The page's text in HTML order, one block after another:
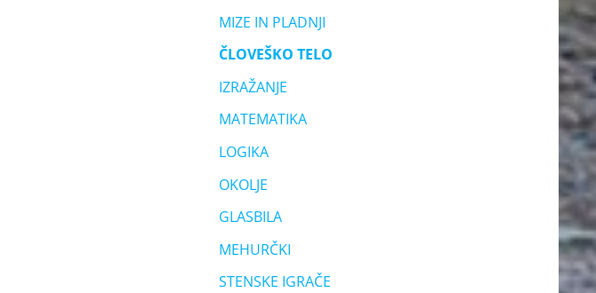
MIZE IN PLADNJI
ČLOVEŠKO TELO
IZRAŽANJE
MATEMATIKA
LOGIKA
OKOLJE
GLASBILA
MEHURČKI
STENSKE IGRAČE